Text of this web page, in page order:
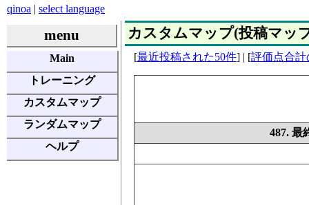
qinoa | select language
menu
Main
トレーニング
カスタムマップ
ランダムマップ
ヘルプ
カスタムマップ(投稿マッ
[最近投稿された50件] | [評価点合計
487. 最